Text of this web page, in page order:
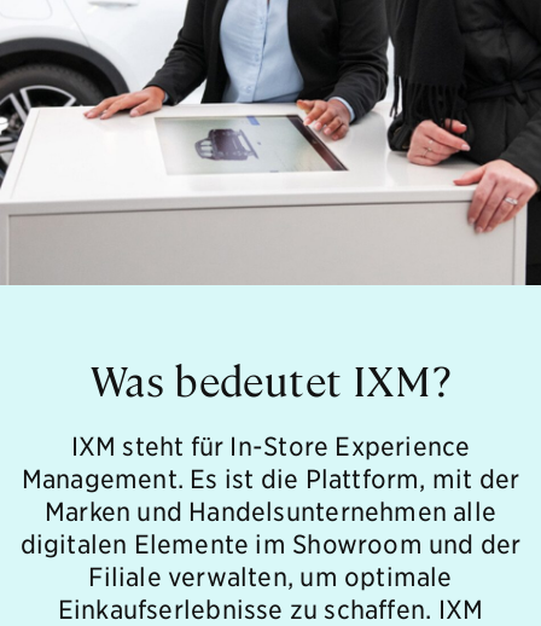
Was bedeutet IXM?
IXM steht für In-Store Experience
Management. Es ist die Plattform, mit der
Marken und Handelsunternehmen alle
digitalen Elemente im Showroom und der
Filiale verwalten, um optimale
Einkaufserlebnisse zu schaffen. IXM